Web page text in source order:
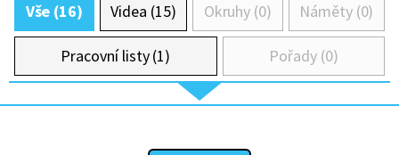
Vše (16) Videa (15) Okruhy (0) Náměty (0)
Pracovní listy (1) Pořady (0)